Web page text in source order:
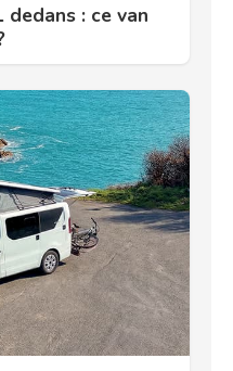
dedans : ce van